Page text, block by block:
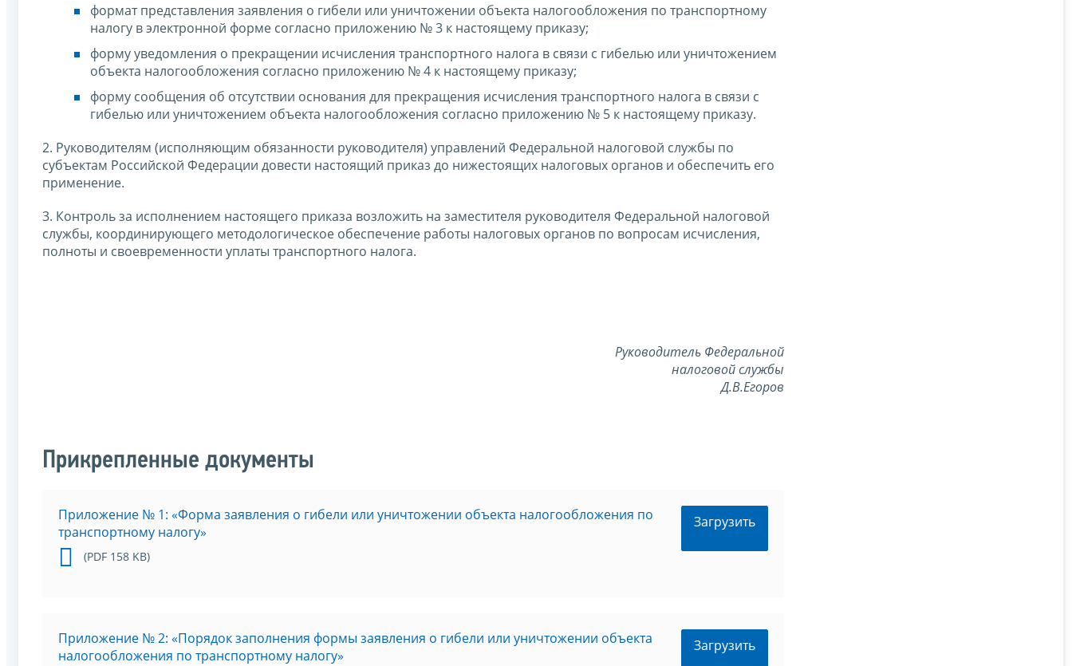
формат представления заявления о гибели или уничтожении объекта налогообложения по транспортному
налогу в электронной форме согласно приложению № 3 к настоящему приказу;
форму уведомления о прекращении исчисления транспортного налога в связи с гибелью или уничтожением
объекта налогообложения согласно приложению № 4 к настоящему приказу;
форму сообщения об отсутствии основания для прекращения исчисления транспортного налога в связи с
гибелью или уничтожением объекта налогообложения согласно приложению № 5 к настоящему приказу.
2. Руководителям (исполняющим обязанности руководителя) управлений Федеральной налоговой службы по
субъектам Российской Федерации довести настоящий приказ до нижестоящих налоговых органов и обеспечить его
применение.
3. Контроль за исполнением настоящего приказа возложить на заместителя руководителя Федеральной налоговой
службы, координирующего методологическое обеспечение работы налоговых органов по вопросам исчисления,
полноты и своевременности уплаты транспортного налога.
Руководитель Федеральной
налоговой службы
Д.В.Егоров
Прикрепленные документы
Приложение № 1: «Форма заявления о гибели или уничтожении объекта налогообложения по
транспортному налогу»
(PDF 158 KB)
Загрузить
Приложение № 2: «Порядок заполнения формы заявления о гибели или уничтожении объекта
налогообложения по транспортному налогу»
Загрузить